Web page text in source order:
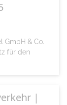
GmbH & Co.
für den
|